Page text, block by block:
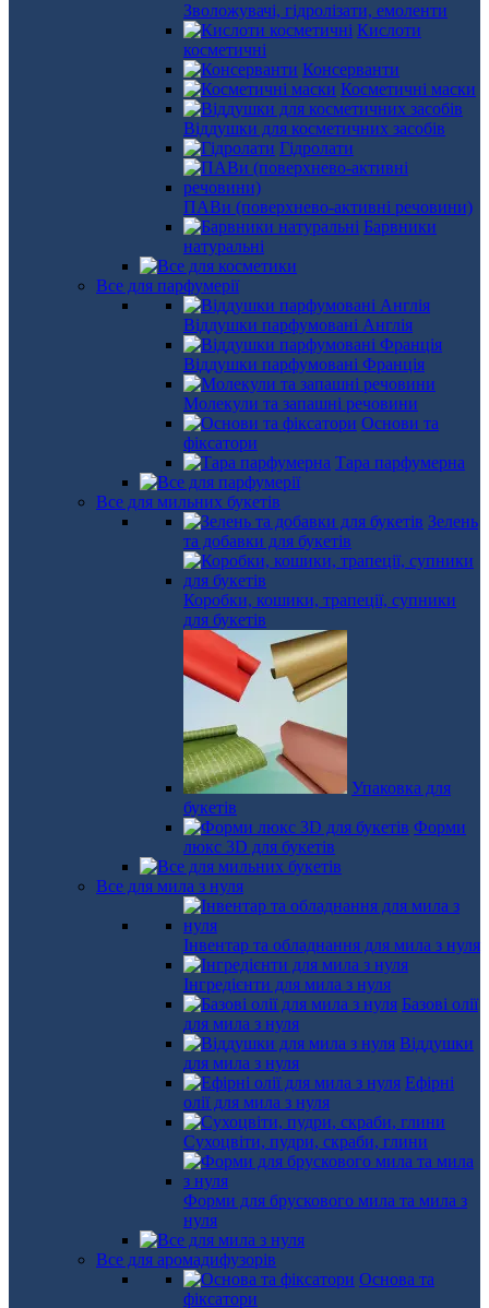
Зволожувачі, гідролізати, емоленти
Кислоти
косметичні
Консерванти
Косметичні маски
Віддушки для косметичних засобів
Гідролати
ПАВи (поверхнево-активні речовини)
Барвники
натуральні
Все для парфумерії
Віддушки парфумовані Англія
Віддушки парфумовані Франція
Молекули та запашні речовини
Основи та
фіксатори
Тара парфумерна
Все для мильних букетів
Зелень
та добавки для букетів
Коробки, кошики, трапеції, супники
для букетів
Упаковка для
букетів
Форми
люкс 3D для букетів
Все для мила з нуля
Інвентар та обладнання для мила з нуля
Інгредієнти для мила з нуля
Базові олії
для мила з нуля
Віддушки
для мила з нуля
Ефірні
олії для мила з нуля
Сухоцвіти, пудри, скраби, глини
Форми для брускового мила та мила з
нуля
Все для аромадифузорів
Основа та
фіксатори